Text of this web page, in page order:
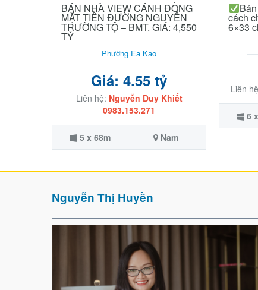
BÁN NHÀ VIEW CÁNH ĐỒNG
MẶT TIỀN ĐƯỜNG NGUYỄN
TRƯỜNG TỘ – BMT. GIÁ: 4,550
TỶ
Phường Ea Kao
Giá: 4.55 tỷ
Liên hệ: Nguyễn Duy Khiết
0983.153.271
5 x 68m Nam
cách
6×33
Liên
6
Nguyễn Thị Huyền